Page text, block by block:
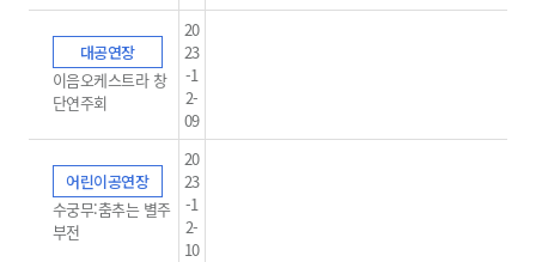
대공연장
이음오케스트라 창
단연주회
20
23
-1
2-
09
어린이공연장
수궁무:춤추는 별주
부전
20
23
-1
2-
10